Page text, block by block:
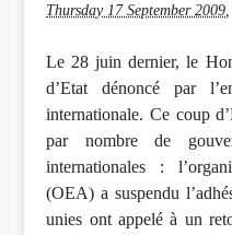
Thursday 17 September 2009
Le 28 juin dernier, le
d’Etat dénoncé par
internationale. Ce coup
par nombre de
internationales :
(OEA) a suspendu
unies ont appelé à un